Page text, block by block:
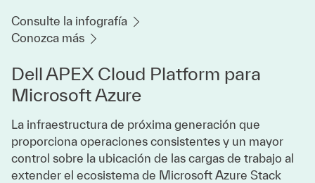
Consulte la infografía
Conozca más
Dell APEX Cloud Platform para
Microsoft Azure
La infraestructura de próxima generación que
proporciona operaciones consistentes y un mayor
control sobre la ubicación de las cargas de trabajo al
extender el ecosistema de Microsoft Azure Stack